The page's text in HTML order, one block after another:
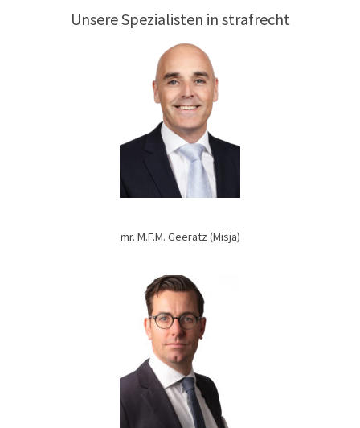
Unsere Spezialisten in strafrecht
mr. M.F.M. Geeratz (Misja)